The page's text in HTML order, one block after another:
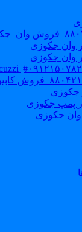
جکوزی
جکوزی
جکوزی
جکوزی